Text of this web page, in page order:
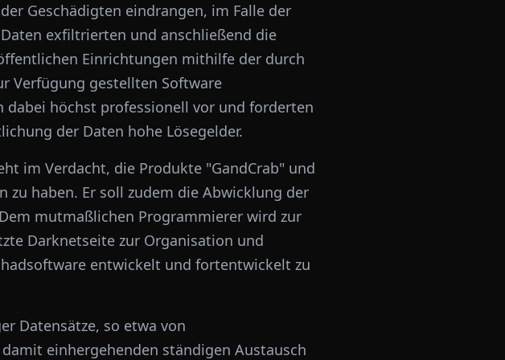
Geschädigten eindrangen, im Falle der
exfiltrierten und anschließend die
Einrichtungen mithilfe der durch
Verfügung gestellten Software
höchst professionell vor und forderten
der Daten hohe Lösegelder.
im Verdacht, die Produkte "GandCrab" und
zu haben. Er soll zudem die Abwicklung der
mutmaßlichen Programmierer wird zur
Darknetseite zur Organisation und
entwickelt und fortentwickelt zu
Datensätze, so etwa von
einhergehenden ständigen Austausch